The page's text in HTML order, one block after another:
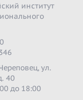
институт
ул.
40
до 18:00